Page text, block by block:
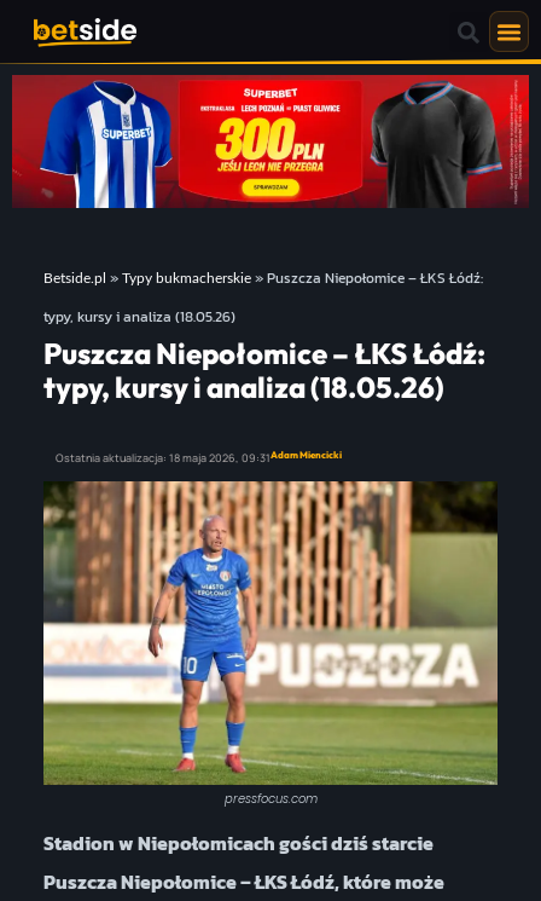
Betside.pl » Typy bukmacherskie»Puszcza Niepołomice – ŁKS Łódź:
typy, kursy i analiza (18.05.26)
Puszcza Niepołomice – ŁKS Łódź:
typy, kursy i analiza (18.05.26)
Ostatnia aktualizacja: 18 maja 2026, 09:31Adam Miencicki
pressfocus.com
Stadion w Niepołomicach gości dziś starcie
Puszcza Niepołomice – ŁKS Łódź, które może